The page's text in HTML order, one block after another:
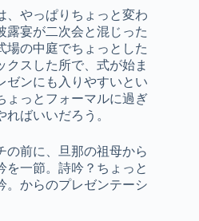
、やっぱりちょっと変わ
露宴が二次会と混じった
場の中庭でちょっとした
クスした所で、式が始ま
ゼンにも入りやすいとい
ょっとフォーマルに過ぎ
ばいいだろう。
の前に、旦那の祖母から
を一節。詩吟？ちょっと
。からのプレゼンテーシ